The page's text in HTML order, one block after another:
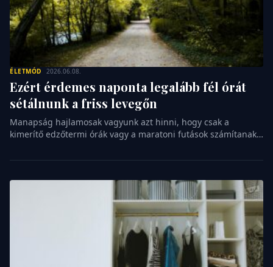
ÉLETMÓD 2026.06.08.
Ezért érdemes naponta legalább fél órát
sétálnunk a friss levegőn
Manapság hajlamosak vagyunk azt hinni, hogy csak a
kimerítő edzőtermi órák vagy a maratoni futások számítanak
mozgásforma, amely szinte bárki számára elérhető, mégis
rendszeres gyaloglás nem csupán a testünket formálja,
hanem a lelkünket is rendbe teszi, ha esélyt adunk neki. […]